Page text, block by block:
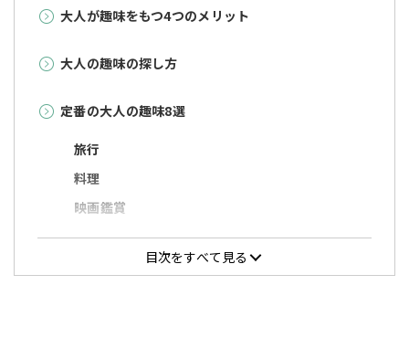
大人が趣味をもつ4つのメリット
大人の趣味の探し方
定番の大人の趣味8選
旅行
料理
映画鑑賞
神社・お寺巡り
目次をすべて見る